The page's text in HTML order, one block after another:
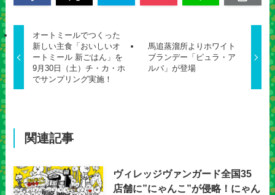
オートミールでつくった
新しい主食「おいしいオ
ートミール 新ごはん」を
9月30日（土）チ・カ・ホ
でサンプリング実施！
馬追蒸溜所よりホワイト
ブランデー「ピュラ・ア
ルバ」が登場
関連記事
ヴィレッジヴァンガード全国35
店舗に”にゃんこ”が侵略！にゃん